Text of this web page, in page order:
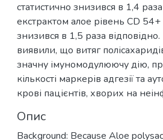
статистично знизився в 1,4
екстрактом алое рівень СD
знизився в 1,5 раза
виявили, що витяг
значну імуномодулюючу дію,
кількості маркерів адгезії та
крові пацієнтів, хворих на
Опис
Background: Because Aloe